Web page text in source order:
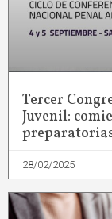
Tercer
Juvenil:
28/02/2025